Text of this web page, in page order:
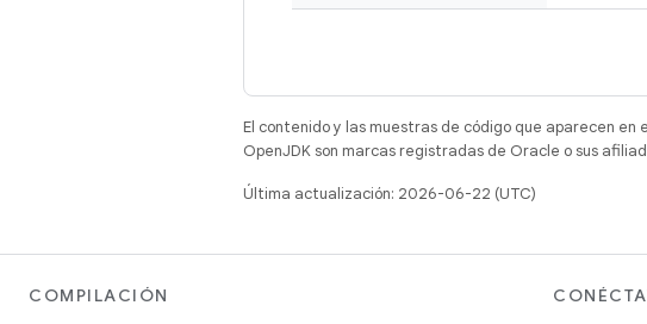
El contenido y las muestras de código que aparecen
OpenJDK son marcas registradas de Oracle o sus
Última actualización: 2026-06-22 (UTC)
COMPILACIÓN